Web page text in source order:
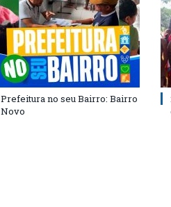
Prefeitura no seu Bairro: Bairro
Novo